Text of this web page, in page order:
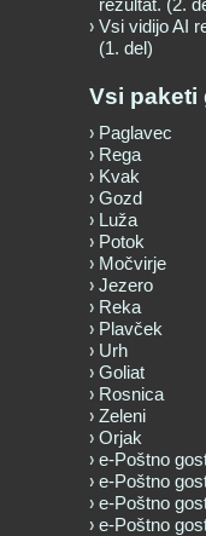
Vsi vidijo AI
(1. del)
Vsi paketi
Paglavec
Rega
Kvak
Gozd
Luža
Potok
Močvirje
Jezero
Reka
Plavček
Urh
Goliat
Rosnica
Zeleni
Orjak
e-Poštno
e-Poštno
e-Poštno
e-Poštno